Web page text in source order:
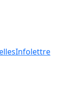
Infolettre